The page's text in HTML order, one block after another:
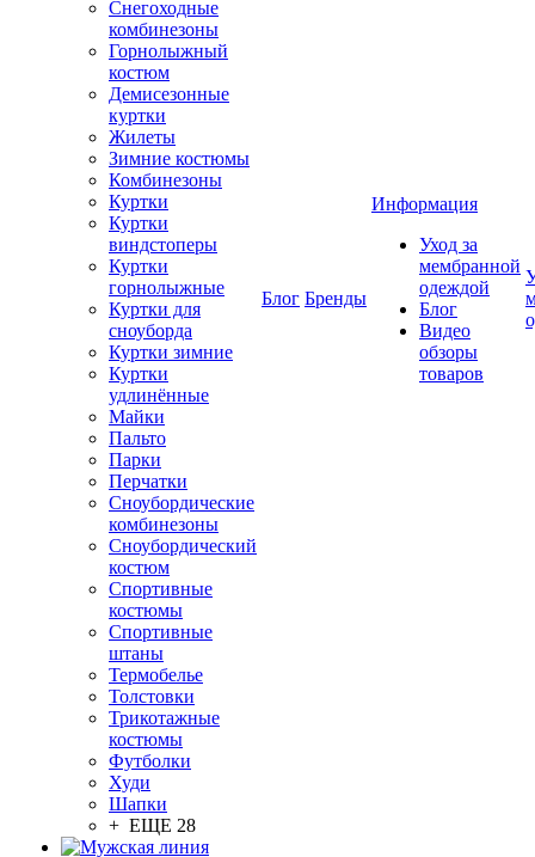
Снегоходные
комбинезоны
Горнолыжный
костюм
Демисезонные
куртки
Жилеты
Зимние костюмы
Комбинезоны
Куртки
Куртки
виндстоперы
Куртки
горнолыжные
Куртки для
сноуборда
Куртки зимние
Куртки
удлинённые
Майки
Пальто
Парки
Перчатки
Сноубордические
комбинезоны
Сноубордический
костюм
Спортивные
костюмы
Спортивные
штаны
Термобелье
Толстовки
Трикотажные
костюмы
Футболки
Худи
Шапки
+ ЕЩЕ 28
Блог Бренды
Информация
Уход за
мембранной
одеждой
Блог
Видео
обзоры
товаров